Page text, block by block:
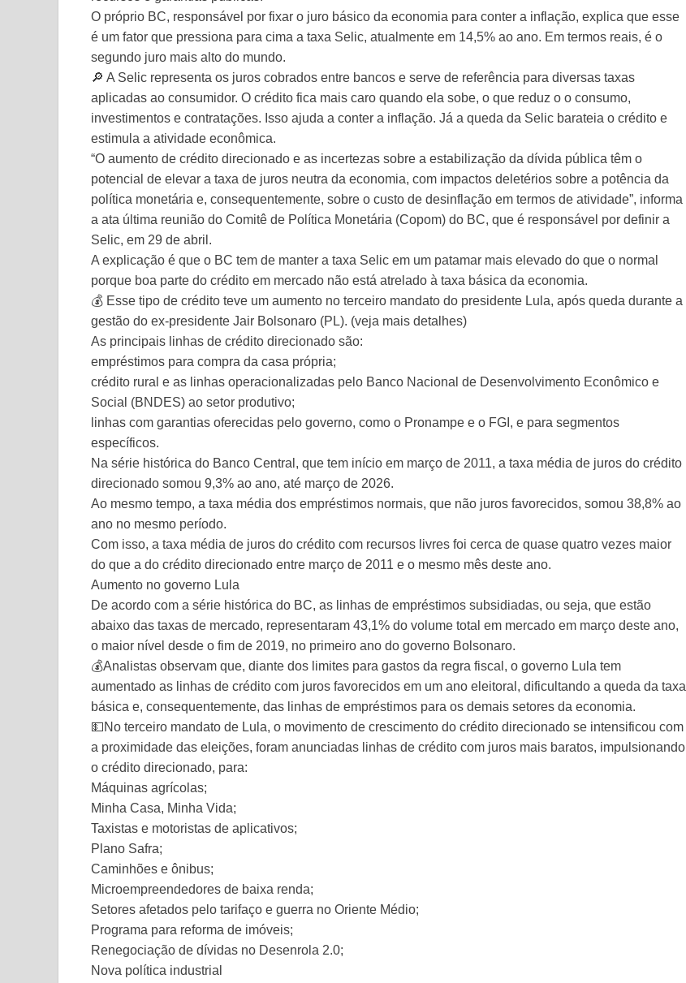
O próprio BC, responsável por fixar o juro básico da economia para conter a inflação, explica que esse
é um fator que pressiona para cima a taxa Selic, atualmente em 14,5% ao ano. Em termos reais, é o
segundo juro mais alto do mundo.
🔎 A Selic representa os juros cobrados entre bancos e serve de referência para diversas taxas
aplicadas ao consumidor. O crédito fica mais caro quando ela sobe, o que reduz o o consumo,
investimentos e contratações. Isso ajuda a conter a inflação. Já a queda da Selic barateia o crédito e
estimula a atividade econômica.
“O aumento de crédito direcionado e as incertezas sobre a estabilização da dívida pública têm o
potencial de elevar a taxa de juros neutra da economia, com impactos deletérios sobre a potência da
política monetária e, consequentemente, sobre o custo de desinflação em termos de atividade”, informa
a ata última reunião do Comitê de Política Monetária (Copom) do BC, que é responsável por definir a
Selic, em 29 de abril.
A explicação é que o BC tem de manter a taxa Selic em um patamar mais elevado do que o normal
porque boa parte do crédito em mercado não está atrelado à taxa básica da economia.
💰 Esse tipo de crédito teve um aumento no terceiro mandato do presidente Lula, após queda durante a
gestão do ex-presidente Jair Bolsonaro (PL). (veja mais detalhes)
As principais linhas de crédito direcionado são:
empréstimos para compra da casa própria;
crédito rural e as linhas operacionalizadas pelo Banco Nacional de Desenvolvimento Econômico e
Social (BNDES) ao setor produtivo;
linhas com garantias oferecidas pelo governo, como o Pronampe e o FGI, e para segmentos
específicos.
Na série histórica do Banco Central, que tem início em março de 2011, a taxa média de juros do crédito
direcionado somou 9,3% ao ano, até março de 2026.
Ao mesmo tempo, a taxa média dos empréstimos normais, que não juros favorecidos, somou 38,8% ao
ano no mesmo período.
Com isso, a taxa média de juros do crédito com recursos livres foi cerca de quase quatro vezes maior
do que a do crédito direcionado entre março de 2011 e o mesmo mês deste ano.
Aumento no governo Lula
De acordo com a série histórica do BC, as linhas de empréstimos subsidiadas, ou seja, que estão
abaixo das taxas de mercado, representaram 43,1% do volume total em mercado em março deste ano,
o maior nível desde o fim de 2019, no primeiro ano do governo Bolsonaro.
💰Analistas observam que, diante dos limites para gastos da regra fiscal, o governo Lula tem
aumentado as linhas de crédito com juros favorecidos em um ano eleitoral, dificultando a queda da taxa
básica e, consequentemente, das linhas de empréstimos para os demais setores da economia.
💵No terceiro mandato de Lula, o movimento de crescimento do crédito direcionado se intensificou com
a proximidade das eleições, foram anunciadas linhas de crédito com juros mais baratos, impulsionando
o crédito direcionado, para:
Máquinas agrícolas;
Minha Casa, Minha Vida;
Taxistas e motoristas de aplicativos;
Plano Safra;
Caminhões e ônibus;
Microempreendedores de baixa renda;
Setores afetados pelo tarifaço e guerra no Oriente Médio;
Programa para reforma de imóveis;
Renegociação de dívidas no Desenrola 2.0;
Nova política industrial